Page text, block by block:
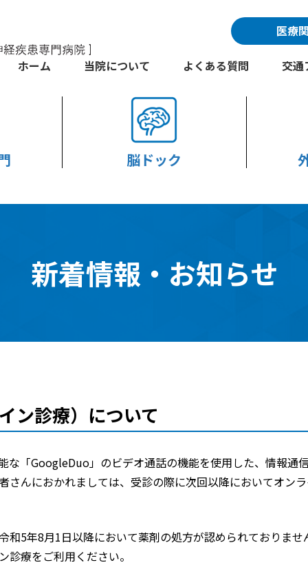
脳ドック
ホーム 当院について よくある質問 交通
医療
新着情報・お知らせ
ン診療）について
な「GoogleDuo」のビデオ通話の機能を使用した、情報通
んにおかれましては、受診の際に次回以降においてオン
5年8月1日以降において薬剤の処方が認められておりませ
療をご利用ください。